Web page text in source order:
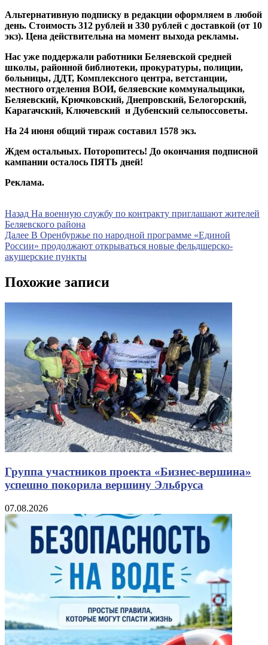
Альтернативную подписку в редакции оформляем в любой
день. Стоимость 312 рублей и 330 рублей с доставкой (от 10
экз). Цена действительна на момент выхода рекламы.
Нас уже поддержали работники Беляевской средней
школы, районной библиотеки, прокуратуры, полиции,
больницы, ДДТ, Комплексного центра, ветстанции,
местного отделения ВОИ, беляевские коммунальщики,
Беляевский, Крючковский, Днепровский, Белогорский,
Карагачский, Ключевский и Дубенский сельпоссоветы.
На 24 июня общий тираж составил 1578 экз.
Ждем остальных. Поторопитесь! До окончания подписной
кампании осталось ПЯТЬ дней!
Реклама.
Навигация
по
записям
Назад Предыдущая
запись
На военную службу по контракту приглашают жителей
Беляевского района
Далее Следующая
запись
В Оренбуржье по народной программе «Единой
России» продолжают открываться новые фельдшерско-
акушерские пункты
Похожие записи
Группа участников проекта «Бизнес‑вершина»
успешно покорила вершину Эльбруса
07.08.2026